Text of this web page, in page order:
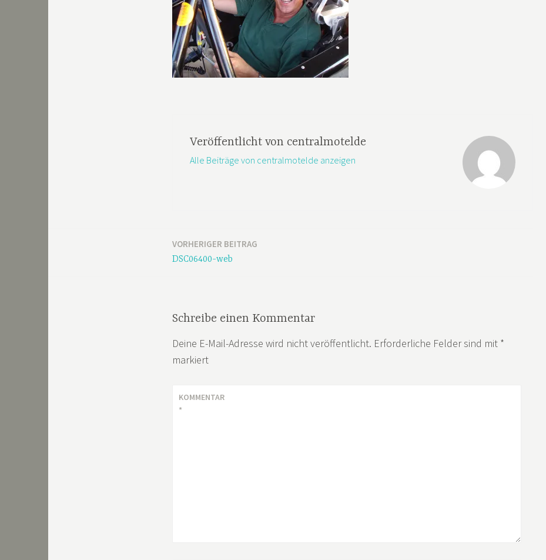
Veröffentlicht von centralmotelde
Alle Beiträge von centralmotelde anzeigen
BeitragsnavigationVORHERIGER BEITRAG
DSC06400-web
Schreibe einen Kommentar
Deine E-Mail-Adresse wird nicht veröffentlicht. Erforderliche Felder sind mit *
markiert
KOMMENTAR
*